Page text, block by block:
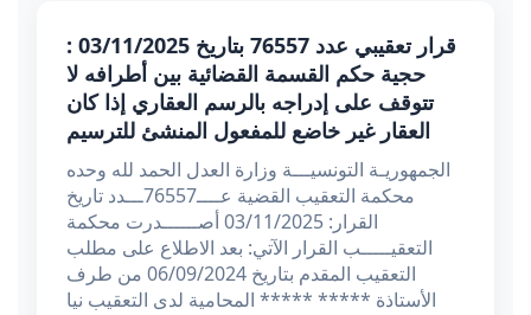
قرار تعقيبي عدد 76557 بتاريخ 03/11/2025 :
حجية حكم القسمة القضائية بين أطرافه لا
تتوقف على إدراجه بالرسم العقاري إذا كان
العقار غير خاضع للمفعول المنشئ للترسيم
الجمهوريـة التونسيـــة وزارة العدل الحمد لله وحده
محكمة التعقيب القضية عــــ76557ـــدد تاريخ
القرار: 03/11/2025 أصــــــدرت محكمة
التعقيـــــب القرار الآتي: بعد الاطلاع على مطلب
التعقيب المقدم بتاريخ 06/09/2024 من طرف
الأستاذة ***** ***** المحامية لدى التعقيب نيا